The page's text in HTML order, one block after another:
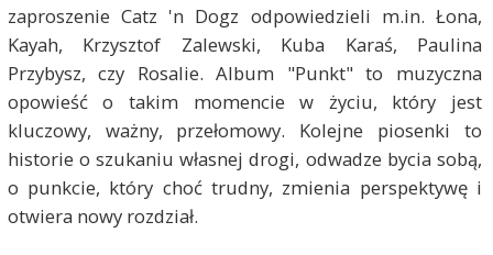
zaproszenie Catz 'n Dogz odpowiedzieli m.in. Łona,
Kayah, Krzysztof Zalewski, Kuba Karaś, Paulina
Przybysz, czy Rosalie. Album "Punkt" to muzyczna
opowieść o takim momencie w życiu, który jest
kluczowy, ważny, przełomowy. Kolejne piosenki to
historie o szukaniu własnej drogi, odwadze bycia sobą,
o punkcie, który choć trudny, zmienia perspektywę i
otwiera nowy rozdział.